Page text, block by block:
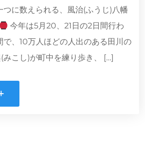
つに数えられる、風治(ふうじ)八幡
今年は5月20、21日の2日間行わ
で、10万人ほどの人出のある田川の
みこし)が町中を練り歩き、 […]